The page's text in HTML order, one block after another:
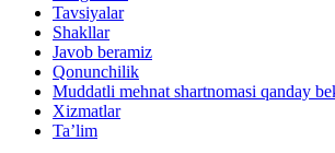
Tavsiyalar
Shakllar
Javob beramiz
Qonunchilik
Muddatli mehnat shartnomasi qanday
Xizmatlar
Ta’lim